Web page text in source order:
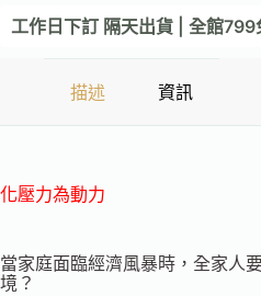
工作日下訂 隔天出貨 | 全館
描述 資訊
化壓力為動力
當家庭面臨經濟風暴時，全家人
境？